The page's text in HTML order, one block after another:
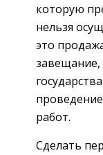
которую
нельзя
это
завещание,
работ.
Сделать